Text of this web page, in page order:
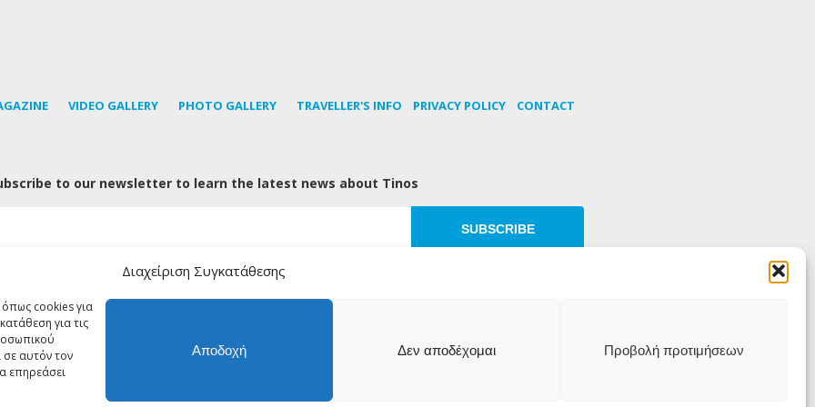
Διαχείριση Συγκατάθεσης
όπως cookies για
για τις
αυτόν τον
επηρεάσει
Αποδοχή Δεν αποδέχομαι Προβολή προτιμήσεων
VIDEO GALLERY PHOTO GALLERY TRAVELLER'S INFO PRIVACY POLICY CONTACT
to our newsletter to learn the latest news about Tinos
SUBSCRIBE
FOLLOW US
© Copyright 2018 Tinos About - All rights reserved